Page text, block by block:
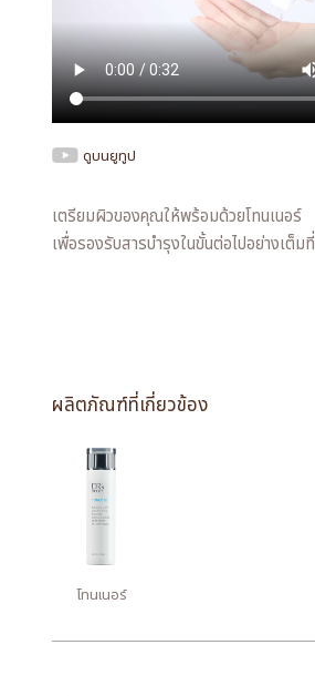
ดูบนยูทูป
เตรียมผิวของคุณให้พร้อมด้วยโทนเนอร์
เพื่อรองรับสารบำรุงในขั้นต่อไปอย่างเต็มที่
ผลิตภัณฑ์ที่เกี่ยวข้อง
โทนเนอร์